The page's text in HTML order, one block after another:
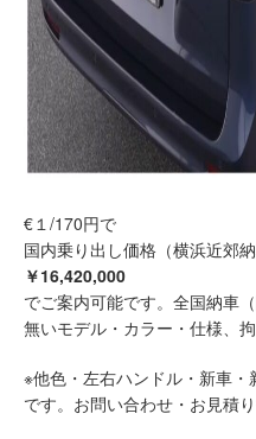
€１/170円で
国内乗り出し価格（横浜近郊
￥16,420,000
でご案内可能です。全国納車
無いモデル・カラー・仕様、
※他色・左右ハンドル・新車
です。お問い合わせ・お見積